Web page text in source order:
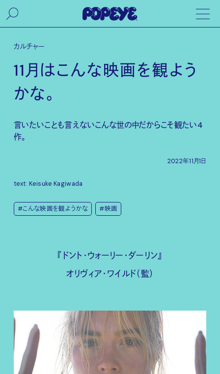
カルチャー
11月はこんな映画を観よう
かな。
言いたいことも言えないこんな世の中だからこそ観たい4
作。
2022年11月1日
text: Keisuke Kagiwada
#こんな映画を観ようかな #映画
『ドント・ウォーリー・ダーリン』
オリヴィア・ワイルド（監）